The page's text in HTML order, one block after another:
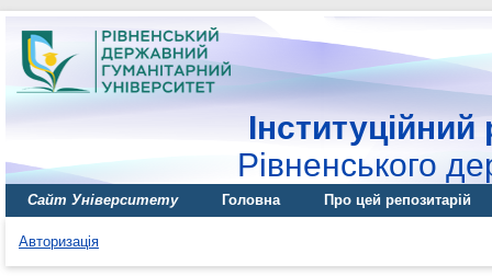
Інституційний
Рівненського
Сайт Університету Головна Про цей репозитарій
Авторизація